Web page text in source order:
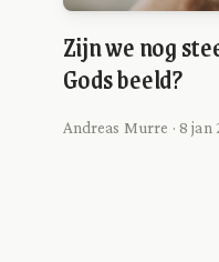
Zijn we nog
Gods beeld?
Andreas Murre · 8 jan